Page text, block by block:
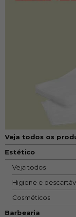
Veja todos os
Estético
Veja todos
Higiene e
Cosméticos
Barbearia